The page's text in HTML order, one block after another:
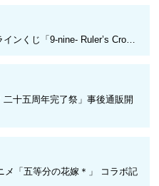
インくじ「9-nine- Ruler’s Cro…
二十五周年完了祭」事後通販開
メ「五等分の花嫁＊」 コラボ記